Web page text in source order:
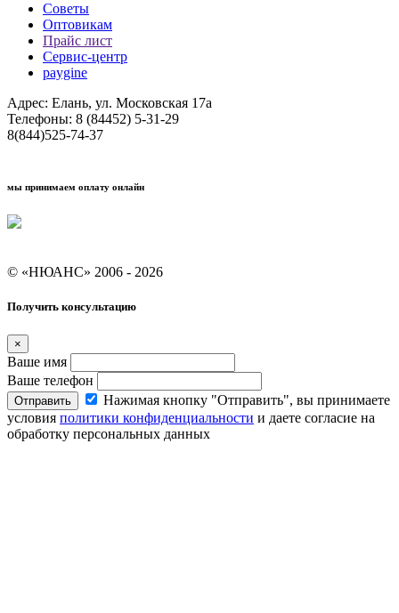
Советы
Оптовикам
Прайс лист
Сервис-центр
paygine
Адрес: Елань, ул. Московская 17а
Телефоны: 8 (84452) 5-31-29
8(844)525-74-37
мы принимаем оплату онлайн
© «НЮАНС» 2006 - 2026
Получить консультацию
×
Ваше имя
Ваше телефон
Отправить
Нажимая кнопку "Отправить", вы принимаете
условия политики конфиденциальности и даете согласие на
обработку персональных данных